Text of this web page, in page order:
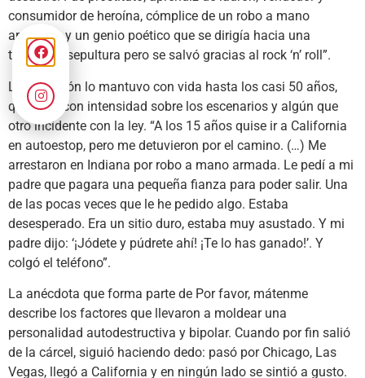
consumidor de heroína, cómplice de un robo a mano
armada… y un genio poético que se dirigía hacia una
temprana sepultura pero se salvó gracias al rock ‘n’ roll”.
La salvación lo mantuvo con vida hasta los casi 50 años,
que vivió con intensidad sobre los escenarios y algún que
otro incidente con la ley. “A los 15 años quise ir a California
en autoestop, pero me detuvieron por el camino. (…) Me
arrestaron en Indiana por robo a mano armada. Le pedí a mi
padre que pagara una pequeña fianza para poder salir. Una
de las pocas veces que le he pedido algo. Estaba
desesperado. Era un sitio duro, estaba muy asustado. Y mi
padre dijo: ‘¡Jódete y púdrete ahí! ¡Te lo has ganado!’. Y
colgó el teléfono”.
La anécdota que forma parte de Por favor, mátenme
describe los factores que llevaron a moldear una
personalidad autodestructiva y bipolar. Cuando por fin salió
de la cárcel, siguió haciendo dedo: pasó por Chicago, Las
Vegas, llegó a California y en ningún lado se sintió a gusto.